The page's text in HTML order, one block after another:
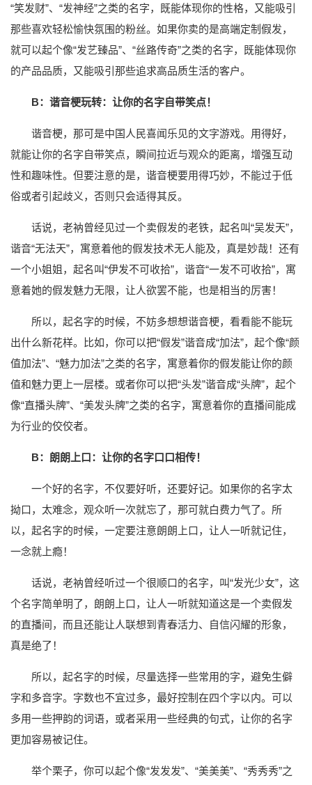
“笑发财”、“发神经”之类的名字，既能体现你的性格，又能吸引
那些喜欢轻松愉快氛围的粉丝。如果你卖的是高端定制假发，
就可以起个像“发艺臻品”、“丝路传奇”之类的名字，既能体现你
的产品品质，又能吸引那些追求高品质生活的客户。
B：谐音梗玩转：让你的名字自带笑点！
谐音梗，那可是中国人民喜闻乐见的文字游戏。用得好，
就能让你的名字自带笑点，瞬间拉近与观众的距离，增强互动
性和趣味性。但要注意的是，谐音梗要用得巧妙，不能过于低
俗或者引起歧义，否则只会适得其反。
话说，老衲曾经见过一个卖假发的老铁，起名叫“吴发天”，
谐音“无法天”，寓意着他的假发技术无人能及，真是妙哉！还有
一个小姐姐，起名叫“伊发不可收拾”，谐音“一发不可收拾”，寓
意着她的假发魅力无限，让人欲罢不能，也是相当的厉害！
所以，起名字的时候，不妨多想想谐音梗，看看能不能玩
出什么新花样。比如，你可以把“假发”谐音成“加法”，起个像“颜
值加法”、“魅力加法”之类的名字，寓意着你的假发能让你的颜
值和魅力更上一层楼。或者你可以把“头发”谐音成“头牌”，起个
像“直播头牌”、“美发头牌”之类的名字，寓意着你的直播间能成
为行业的佼佼者。
B：朗朗上口：让你的名字口口相传！
一个好的名字，不仅要好听，还要好记。如果你的名字太
拗口，太难念，观众听一次就忘了，那可就白费力气了。所
以，起名字的时候，一定要注意朗朗上口，让人一听就记住，
一念就上瘾！
话说，老衲曾经听过一个很顺口的名字，叫“发光少女”，这
个名字简单明了，朗朗上口，让人一听就知道这是一个卖假发
的直播间，而且还能让人联想到青春活力、自信闪耀的形象，
真是绝了！
所以，起名字的时候，尽量选择一些常用的字，避免生僻
字和多音字。字数也不宜过多，最好控制在四个字以内。可以
多用一些押韵的词语，或者采用一些经典的句式，让你的名字
更加容易被记住。
举个栗子，你可以起个像“发发发”、“美美美”、“秀秀秀”之